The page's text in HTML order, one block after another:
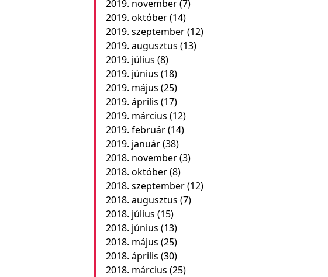
2019. november(7)
2019. október(14)
2019. szeptember(12)
2019. augusztus (13)
2019. július (8)
2019. június (18)
2019. május (25)
2019. április (17)
2019. március (12)
2019. február(14)
2019. január(38)
2018. november(3)
2018. október(8)
2018. szeptember(12)
2018. augusztus (7)
2018. július (15)
2018. június (13)
2018. május (25)
2018. április (30)
2018. március (25)